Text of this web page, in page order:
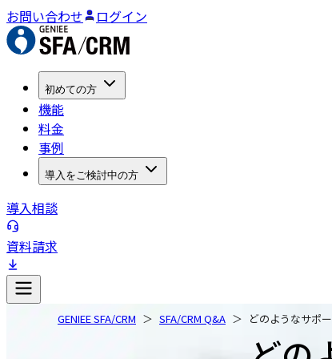
お問い合わせ ログイン
初めての方
機能
料金
事例
導入をご検討中の方
導入相談
資料請求
GENIEE SFA/CRM SFA/CRM Q&A どのようなサポ